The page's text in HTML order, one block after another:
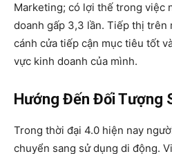
Marketing; có lợi thế trong việc
doanh gấp 3,3 lần. Tiếp thị
cánh cửa tiếp cận mục tiêu tốt
vực kinh doanh của mình.
Hướng Đến Đối Tượng
Trong thời đại 4.0 hiện nay
chuyển sang sử dụng di động.